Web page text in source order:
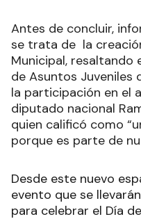
Antes de concluir,
se trata de la
Municipal, resaltando
de Asuntos Juveniles
la participación en el
diputado nacional
quien calificó como
porque es parte de
Desde este nuevo
evento que se
para celebrar el Día